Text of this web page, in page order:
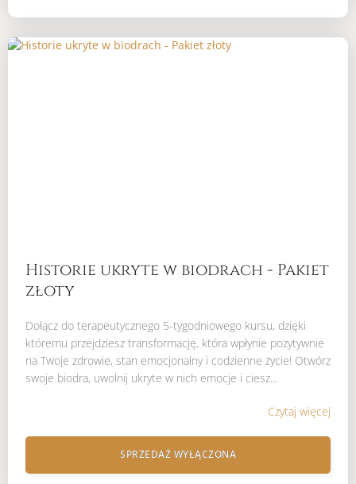
Historie ukryte w biodrach - Pakiet
złoty
Dołącz do terapeutycznego 5-tygodniowego kursu, dzięki
któremu przejdziesz transformację, która wpłynie pozytywnie
na Twoje zdrowie, stan emocjonalny i codzienne życie! Otwórz
swoje biodra, uwolnij ukryte w nich emocje i ciesz…
Czytaj więcej
SPRZEDAŻ WYŁĄCZONA